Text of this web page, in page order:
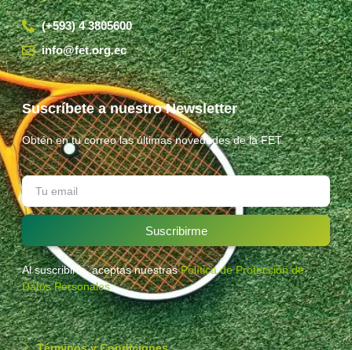
(+593) 4 3805600
info@fet.org.ec
Suscríbete a nuestro Newsletter
Obtén en tu correo las últimas novedades de la FET.
Suscribirme
Al suscribirte, aceptas nuestrasPolítica de Protección de
Datos Personales.
Términos y Condiciones